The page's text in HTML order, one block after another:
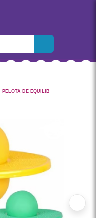
PELOTA DE EQUILIBRIO POGO BALL